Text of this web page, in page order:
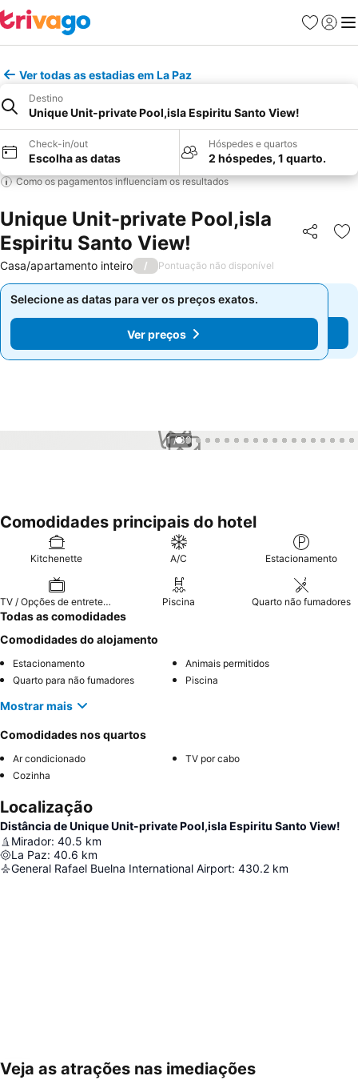
Favoritos
Iniciar
Ver todas as estadias em La Paz
Destino
Unique Unit-private Pool,isla Espiritu Santo View!
Check-in/out
Escolha as datas
Hóspedes e quartos
2 hóspedes, 1 quarto.
Como os pagamentos influenciam os resultados
Unique Unit-private Pool,isla
Espiritu Santo View!
Partilhar
Casa/apartamento inteiro / Pontuação não disponível
Selecione as datas para ver os preços exatos.
Ver preços
Selecione as datas para ver os preços exatos.
Ver preços
1 / 30
Comodidades principais do hotel
Kitchenette A/C Estacionamento
TV / Opções de entretenimento Piscina Quarto não fumadores
Todas as comodidades
Comodidades do alojamento
Estacionamento
Animais permitidos
Quarto para não fumadores
Piscina
Mostrar mais
Comodidades nos quartos
Ar condicionado
TV por cabo
Cozinha
Localização
Distância de Unique Unit-private Pool,isla Espiritu Santo View!
Mirador: 40.5 km
La Paz: 40.6 km
General Rafael Buelna International Airport: 430.2 km
Ampliar mapa
Veja as atrações nas imediações